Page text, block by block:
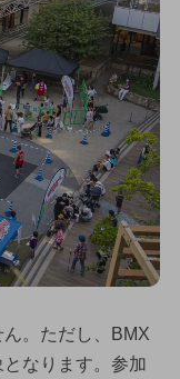
。ただし、BMX
なります。参加